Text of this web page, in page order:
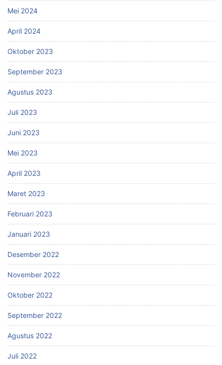
Mei 2024
April 2024
Oktober 2023
September 2023
Agustus 2023
Juli 2023
Juni 2023
Mei 2023
April 2023
Maret 2023
Februari 2023
Januari 2023
Desember 2022
November 2022
Oktober 2022
September 2022
Agustus 2022
Juli 2022